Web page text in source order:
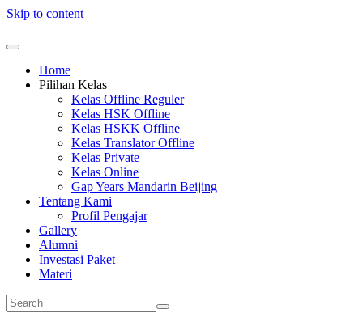
Skip to content
Home
Pilihan Kelas
Kelas Offline Reguler
Kelas HSK Offline
Kelas HSKK Offline
Kelas Translator Offline
Kelas Private
Kelas Online
Gap Years Mandarin Beijing
Tentang Kami
Profil Pengajar
Gallery
Alumni
Investasi Paket
Materi